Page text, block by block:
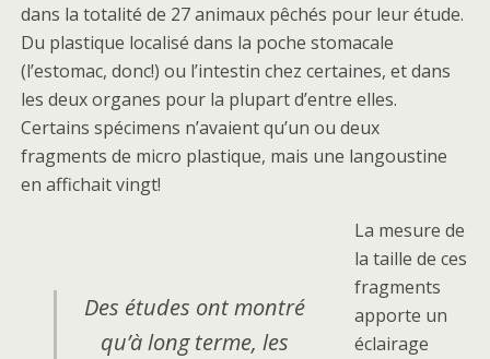
dans la totalité de 27 animaux pêchés pour leur étude.
Du plastique localisé dans la poche stomacale
(l’estomac, donc!) ou l’intestin chez certaines, et dans
les deux organes pour la plupart d’entre elles.
Certains spécimens n’avaient qu’un ou deux
fragments de micro plastique, mais une langoustine
en affichait vingt!
Des études ont montré
qu’à long terme, les
La mesure de
la taille de ces
fragments
apporte un
éclairage